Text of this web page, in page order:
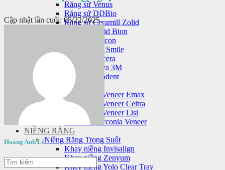
Răng sứ Venus
Răng sứ DDBio
Răng sứ Ceramill Zolid
Răng sứ Zolid Bion
Răng sứ Cercon
Răng sứ HT Smile
Răng sứ Nacera
Răng sứ Lava 3M
Răng sứ Orodent
Mặt dán sứ veneer
Mặt dán sứ Veneer Emax
Mặt dán sứ Veneer Celtra
Mặt dán sứ Veneer Lisi
Laminate Zirconia Veneer
NIỀNG RĂNG
Niềng Răng Trong Suốt
Khay niềng Invisalign
Khay niềng Zenyum
Khay niềng Yolo Clear Tray
Cập nhật lần cuối: 05/22/2025
Hoàng Anh Lê